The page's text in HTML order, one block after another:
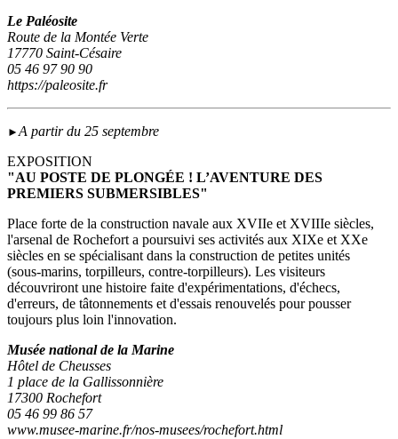
Le Paléosite
Route de la Montée Verte
17770 Saint-Césaire
05 46 97 90 90
https://paleosite.fr
►A partir du 25 septembre
EXPOSITION
"AU POSTE DE PLONGÉE ! L’AVENTURE DES
PREMIERS SUBMERSIBLES"
Place forte de la construction navale aux XVIIe et XVIIIe siècles,
l'arsenal de Rochefort a poursuivi ses activités aux XIXe et XXe
siècles en se spécialisant dans la construction de petites unités
(sous‑marins, torpilleurs, contre-torpilleurs). Les visiteurs
découvriront une histoire faite d'expérimentations, d'échecs,
d'erreurs, de tâtonnements et d'essais renouvelés pour pousser
toujours plus loin l'innovation.
Musée national de la Marine
Hôtel de Cheusses
1 place de la Gallissonnière
17300 Rochefort
05 46 99 86 57
www.musee-marine.fr/nos-musees/rochefort.html